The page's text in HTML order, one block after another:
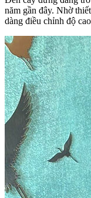
năm gần đây. Nhờ
dàng điều chỉnh độ